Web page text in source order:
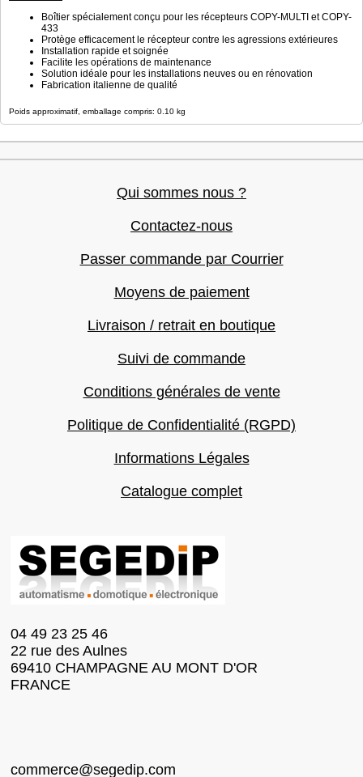
Boîtier spécialement conçu pour les récepteurs COPY-MULTI et COPY-
433
Protège efficacement le récepteur contre les agressions extérieures
Installation rapide et soignée
Facilite les opérations de maintenance
Solution idéale pour les installations neuves ou en rénovation
Fabrication italienne de qualité
Poids approximatif, emballage compris: 0.10 kg
Qui sommes nous ?
Contactez-nous
Passer commande par Courrier
Moyens de paiement
Livraison / retrait en boutique
Suivi de commande
Conditions générales de vente
Politique de Confidentialité (RGPD)
Informations Légales
Catalogue complet
04 49 23 25 46
22 rue des Aulnes
69410 CHAMPAGNE AU MONT D'OR
FRANCE
commerce@segedip.com